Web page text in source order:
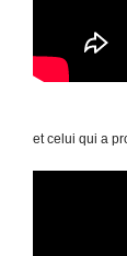
et celui qui a